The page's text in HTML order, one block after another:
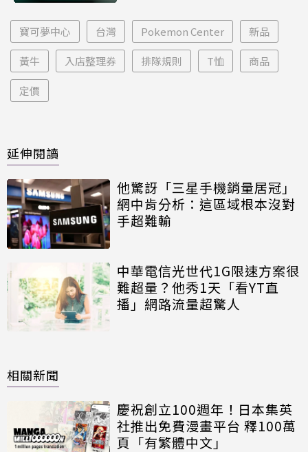
寶可夢中心 台灣 Pokemon Center 新品
黃牛 入店整理券 排隊規則 T恤 商品
定價
延伸閱讀
他驚訝「三星手機銷量居冠」
網中肯分析：這區域根本沒對
手超難輸
中華電信光世代1G限速方案很
難超量？他秀1天「看YT直
播」網路流量超驚人
相關新聞
慶祝創立100週年！日本集英
社推出免費漫畫平台 釋100萬
頁「有繁體中文」